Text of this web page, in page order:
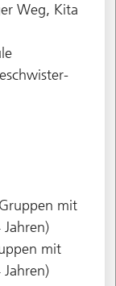
Weg, Kita
mit
mit